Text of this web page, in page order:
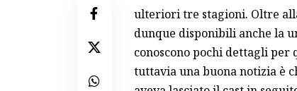
ulteriori tre stagioni. Oltre
dunque disponibili anche la
conoscono pochi dettagli
tuttavia una buona notizia è